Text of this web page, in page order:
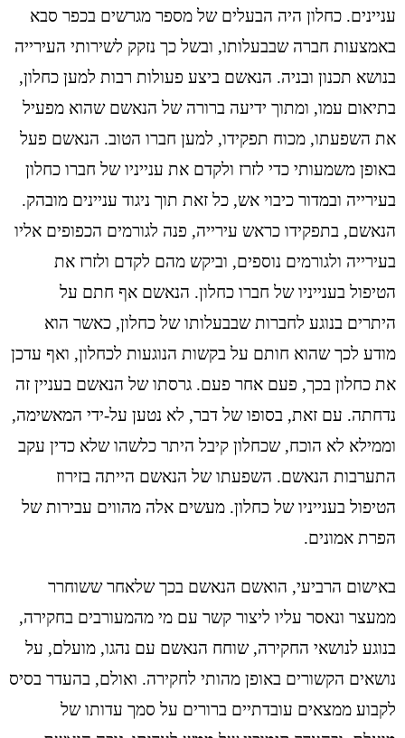
עניינים. כחלון היה הבעלים של מספר מגרשים בכפר סבא
באמצעות חברה שבבעלותו, ובשל כך נזקק לשירותי העירייה
בנושא תכנון ובניה. הנאשם ביצע פעולות רבות למען כחלון,
בתיאום עמו, ומתוך ידיעה ברורה של הנאשם שהוא מפעיל
את השפעתו, מכוח תפקידו, למען חברו הטוב. הנאשם פעל
באופן משמעותי כדי לזרז ולקדם את ענייניו של חברו כחלון
בעירייה ובמדור כיבוי אש, כל זאת תוך ניגוד עניינים מובהק.
הנאשם, בתפקידו כראש עירייה, פנה לגורמים הכפופים אליו
בעירייה ולגורמים נוספים, וביקש מהם לקדם ולזרז את
הטיפול בענייניו של חברו כחלון. הנאשם אף חתם על
היתרים בנוגע לחברות שבבעלותו של כחלון, כאשר הוא
מודע לכך שהוא חותם על בקשות הנוגעות לכחלון, ואף עדכן
את כחלון בכך, פעם אחר פעם. גרסתו של הנאשם בעניין זה
נדחתה. עם זאת, בסופו של דבר, לא נטען על-ידי המאשימה,
וממילא לא הוכח, שכחלון קיבל היתר כלשהו שלא כדין עקב
התערבות הנאשם. השפעתו של הנאשם הייתה בזירוז
הטיפול בענייניו של כחלון. מעשים אלה מהווים עבירות של
הפרת אמונים.
באישום הרביעי, הואשם הנאשם בכך שלאחר ששוחרר
ממעצר ונאסר עליו ליצור קשר עם מי מהמעורבים בחקירה,
בנוגע לנושאי החקירה, שוחח הנאשם עם נהגו, מועלם, על
נושאים הקשורים באופן מהותי לחקירה. ואולם, בהעדר בסיס
לקבוע ממצאים עובדתיים ברורים על סמך עדותו של